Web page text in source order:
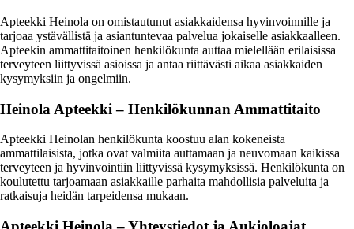
Apteekki Heinola on omistautunut asiakkaidensa hyvinvoinnille ja
tarjoaa ystävällistä ja asiantuntevaa palvelua jokaiselle asiakkaalleen.
Apteekin ammattitaitoinen henkilökunta auttaa mielellään erilaisissa
terveyteen liittyvissä asioissa ja antaa riittävästi aikaa asiakkaiden
kysymyksiin ja ongelmiin.
Heinola Apteekki – Henkilökunnan Ammattitaito
Apteekki Heinolan henkilökunta koostuu alan kokeneista
ammattilaisista, jotka ovat valmiita auttamaan ja neuvomaan kaikissa
terveyteen ja hyvinvointiin liittyvissä kysymyksissä. Henkilökunta on
koulutettu tarjoamaan asiakkaille parhaita mahdollisia palveluita ja
ratkaisuja heidän tarpeidensa mukaan.